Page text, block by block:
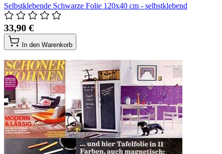
Selbstklebende Schwarze Folie 120x40 cm - selbstklebend
33,90 €
In den Warenkorb